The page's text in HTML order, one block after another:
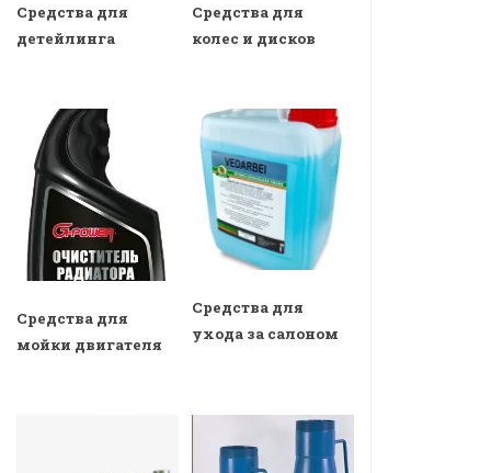
Средства для
детейлинга
Средства для
колес и дисков
Средства для
мойки двигателя
Средства для
ухода за салоном